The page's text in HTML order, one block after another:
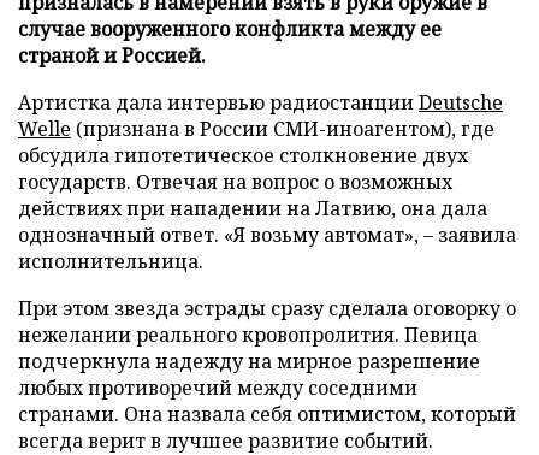
случае вооруженного конфликта между ее
страной и Россией.
Артистка дала интервью радиостанцииDeutsche
Welle (признана в России СМИ-иноагентом), где
обсудила гипотетическое столкновение двух
государств. Отвечая на вопрос о возможных
действиях при нападении на Латвию, она дала
однозначный ответ. «Я возьму автомат», – заявила
исполнительница.
При этом звезда эстрады сразу сделала оговорку о
нежелании реального кровопролития. Певица
подчеркнула надежду на мирное разрешение
любых противоречий между соседними
странами. Она назвала себя оптимистом, который
всегда верит в лучшее развитие событий.